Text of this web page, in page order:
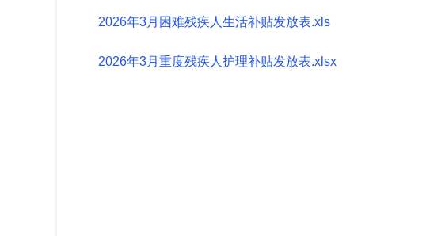
2026年3月困难残疾人生活补贴发放表.xls
2026年3月重度残疾人护理补贴发放表.xlsx